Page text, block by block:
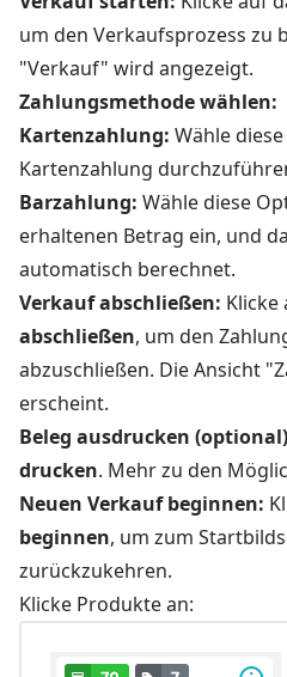
um den Verkaufsprozess zu
"Verkauf" wird angezeigt.
Zahlungsmethode wählen:
Kartenzahlung: Wähle
Kartenzahlung
Barzahlung: Wähle diese
erhaltenen Betrag ein, und
automatisch berechnet.
Verkauf abschließen: Klicke
abschließen, um den
abzuschließen. Die Ansicht
erscheint.
Beleg ausdrucken
drucken. Mehr zu den
Neuen Verkauf beginnen:
beginnen, um zum
zurückzukehren.
Klicke Produkte an: